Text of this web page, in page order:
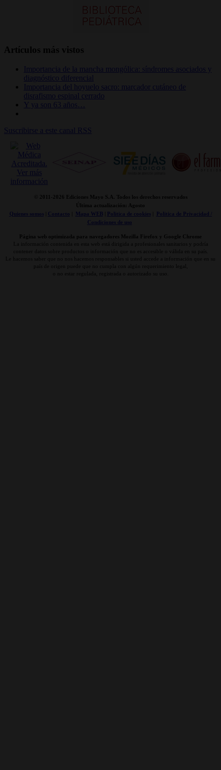
Artículos más vistos
Importancia de la mancha mongólica: síndromes asociados y
diagnóstico diferencial
Importancia del hoyuelo sacro: marcador cutáneo de
disrafismo espinal cerrado
Y ya son 63 años…
Suscribirse a este canal RSS
© 2011- 2026 Ediciones Mayo S.A. Todos los derechos reservados
Última actualización: Agosto
Quienes somos| Contacto Mapa WEB| Politica de cookies|
Politica de Privacidad /
Condiciones de uso
Página web optimizada para navegadores Mozilla Firefox y Google Chrome
La información contenida en esta web está dirigida a profesionales sanitarios y podría
contener datos sobre productos o información que no es accesible o válida en su país.
Le hacemos saber que no nos hacemos responsables si usted accede a información que en su
país de origen puede que no cumpla con algún requerimiento legal,
o no estar regulada, registrada o autorizado su uso.